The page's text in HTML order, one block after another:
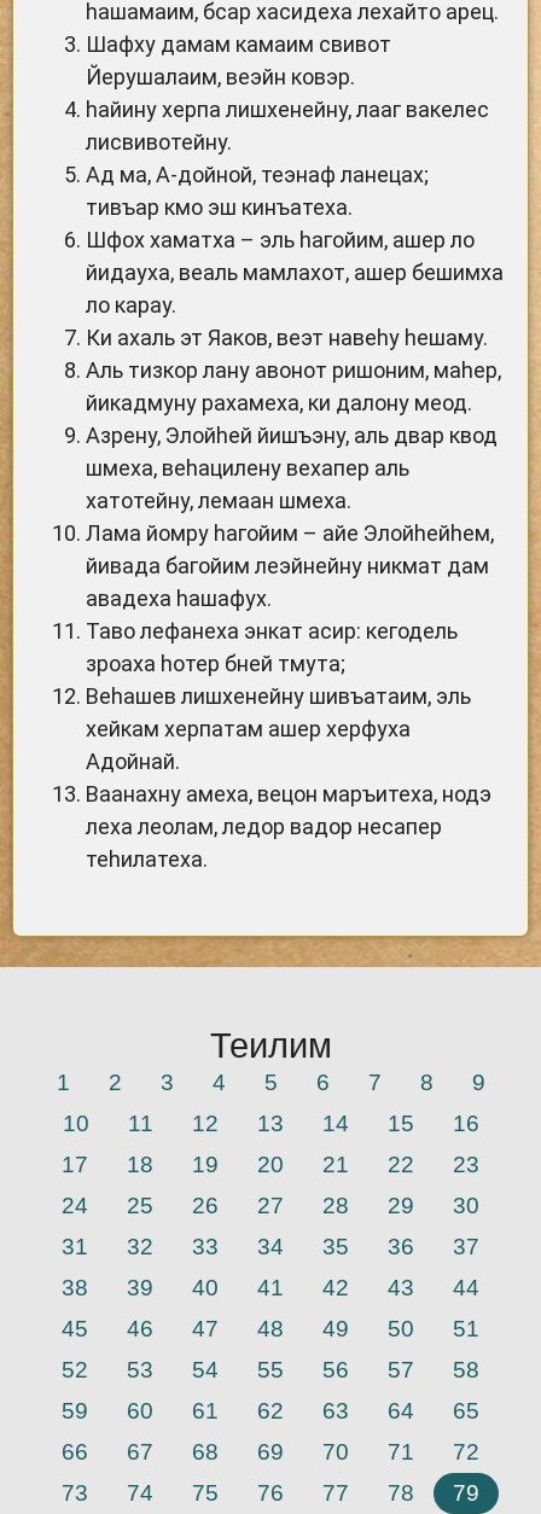
hашамаим, бсар хасидеха лехайто арец.
Шафху дамам камаим свивот
Йерушалаим, веэйн ковэр.
hайину херпа лишхенейну, лааг вакелес
лисвивотейну.
Ад ма, А-дойной, теэнаф ланецах;
тивъар кмо эш кинъатеха.
Шфох хаматха – эль hагойим, ашер ло
йидауха, веаль мамлахот, ашер бешимха
ло карау.
Ки ахаль эт Яаков, веэт навеhу hешаму.
Аль тизкор лану авонот ришоним, маhер,
йикадмуну рахамеха, ки далону меод.
Азрену, Элойhей йишъэну, аль двар квод
шмеха, веhацилену вехапер аль
хатотейну, лемаан шмеха.
Лама йомру hагойим – айе Элойhейhем,
йивада багойим леэйнейну никмат дам
авадеха hашафух.
Таво лефанеха энкат асир: кегодель
зроаха hотер бней тмута;
Веhашев лишхенейну шивъатаим, эль
хейкам херпатам ашер херфуха
Адойнай.
Ваанахну амеха, вецон маръитеха, нодэ
леха леолам, ледор вадор несапер
теhилатеха.
Теилим
1 2 3 4 5 6 7 8
9
10
11 12 13 14 15
16
17
18 19 20 21 22
23
24
25 26 27 28 29
30
31
32 33 34 35 36
37
38
39 40 41 42 43
44
45
46 47 48 49 50
51
52
53 54 55 56 57
58
59
60 61 62 63 64
65
66
67 68 69 70 71
72
73
74 75 76 77 78
79